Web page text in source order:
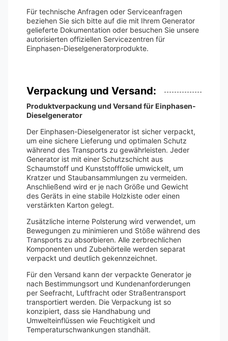
Für technische Anfragen oder Serviceanfragen
beziehen Sie sich bitte auf die mit Ihrem Generator
gelieferte Dokumentation oder besuchen Sie unsere
autorisierten offiziellen Servicezentren für
Einphasen-Dieselgeneratorprodukte.
Verpackung und Versand:
Produktverpackung und Versand für Einphasen-
Dieselgenerator
Der Einphasen-Dieselgenerator ist sicher verpackt,
um eine sichere Lieferung und optimalen Schutz
während des Transports zu gewährleisten. Jeder
Generator ist mit einer Schutzschicht aus
Schaumstoff und Kunststofffolie umwickelt, um
Kratzer und Staubansammlungen zu vermeiden.
Anschließend wird er je nach Größe und Gewicht
des Geräts in eine stabile Holzkiste oder einen
verstärkten Karton gelegt.
Zusätzliche interne Polsterung wird verwendet, um
Bewegungen zu minimieren und Stöße während des
Transports zu absorbieren. Alle zerbrechlichen
Komponenten und Zubehörteile werden separat
verpackt und deutlich gekennzeichnet.
Für den Versand kann der verpackte Generator je
nach Bestimmungsort und Kundenanforderungen
per Seefracht, Luftfracht oder Straßentransport
transportiert werden. Die Verpackung ist so
konzipiert, dass sie Handhabung und
Umwelteinflüssen wie Feuchtigkeit und
Temperaturschwankungen standhält.